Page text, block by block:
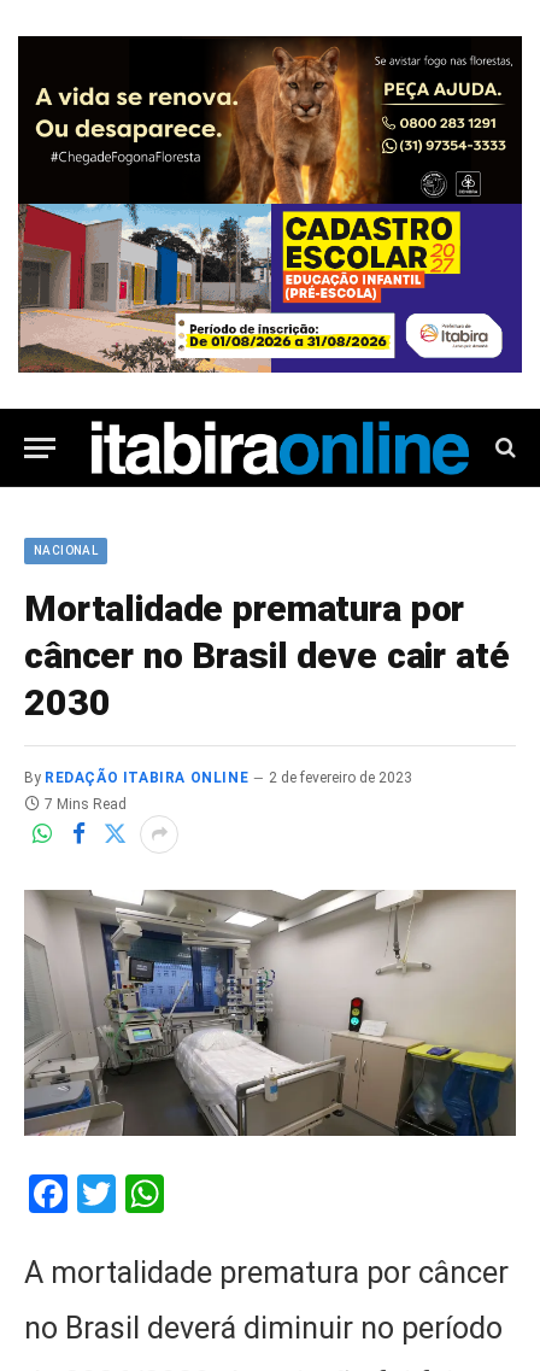
NACIONAL
Mortalidade prematura por
câncer no Brasil deve cair até
2030
By REDAÇÃO ITABIRA ONLINE
2 de fevereiro de 2023
7 Mins Read
Facebook
Twitter
A mortalidade prematura por câncer
no Brasil deverá diminuir no período